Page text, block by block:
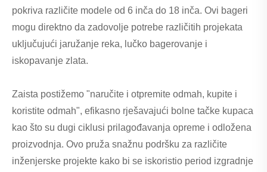
pokriva različite modele od 6 inča do 18 inča. Ovi bageri
mogu direktno da zadovolje potrebe različitih projekata
uključujući jaružanje reka, lučko bagerovanje i
iskopavanje zlata.
Zaista postižemo "naručite i otpremite odmah, kupite i
koristite odmah", efikasno rješavajući bolne tačke kupaca
kao što su dugi ciklusi prilagođavanja opreme i odložena
proizvodnja. Ovo pruža snažnu podršku za različite
inženjerske projekte kako bi se iskoristio period izgradnje